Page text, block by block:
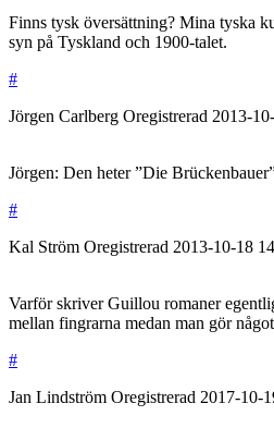
Finns tysk översättning? Mina tyska
syn på Tyskland och 1900-talet.
#
Jörgen Carlberg Oregistrerad 2013-
Jörgen: Den heter ”Die
#
Kal Ström Oregistrerad 2013-10-18
Varför skriver Guillou romaner
mellan fingrarna medan man gör
#
Jan Lindström Oregistrerad 2017-10-